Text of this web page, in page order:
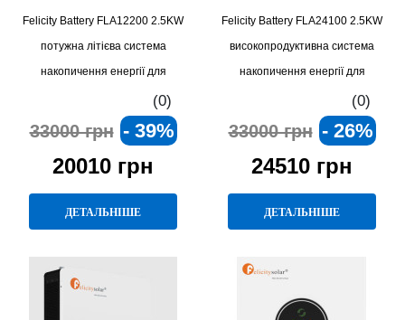
Felicity Battery FLA12200 2.5KW
потужна літієва система
накопичення енергії для
автономного живлення(0)
33000 грн - 39%
20010 грн
ДЕТАЛЬНІШЕ
Felicity Battery FLA24100 2.5KW
високопродуктивна система
накопичення енергії для
стабільного живлення(0)
33000 грн - 26%
24510 грн
ДЕТАЛЬНІШЕ